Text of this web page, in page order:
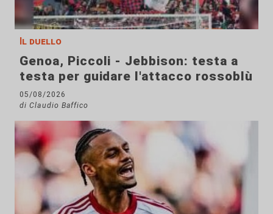
Il duello
Genoa, Piccoli - Jebbison: testa a
testa per guidare l'attacco rossoblù
05/08/2026
di Claudio Baffico